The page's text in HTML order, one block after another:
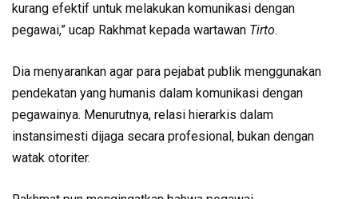
kurang efektif untuk melakukan komunikasi dengan
pegawai,” ucap Rakhmat kepada wartawan Tirto.
Dia menyarankan agar para pejabat publik menggunakan
pendekatan yang humanis dalam komunikasi dengan
pegawainya. Menurutnya, relasi hierarkis dalam
instansimesti dijaga secara profesional, bukan dengan
watak otoriter.